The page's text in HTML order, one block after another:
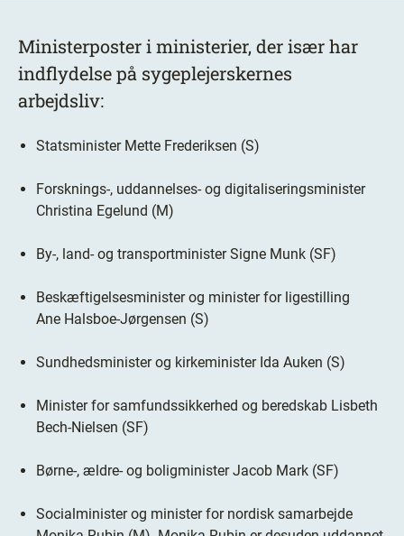
Ministerposter i ministerier, der især har
indflydelse på sygeplejerskernes
arbejdsliv:
Statsminister Mette Frederiksen (S)
Forsknings-, uddannelses- og digitaliseringsminister
Christina Egelund (M)
By-, land- og transportminister Signe Munk (SF)
Beskæftigelsesminister og minister for ligestilling
Ane Halsboe-Jørgensen (S)
Sundhedsminister og kirkeminister Ida Auken (S)
Minister for samfundssikkerhed og beredskab Lisbeth
Bech-Nielsen (SF)
Børne-, ældre- og boligminister Jacob Mark (SF)
Socialminister og minister for nordisk samarbejde